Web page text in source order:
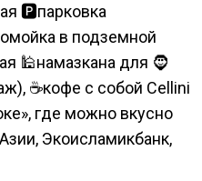
🅿парковка
в подземной
🕌намазкана для 🧔
☕кофе с собой Cellini
где можно вкусно
Экоисламикбанк,